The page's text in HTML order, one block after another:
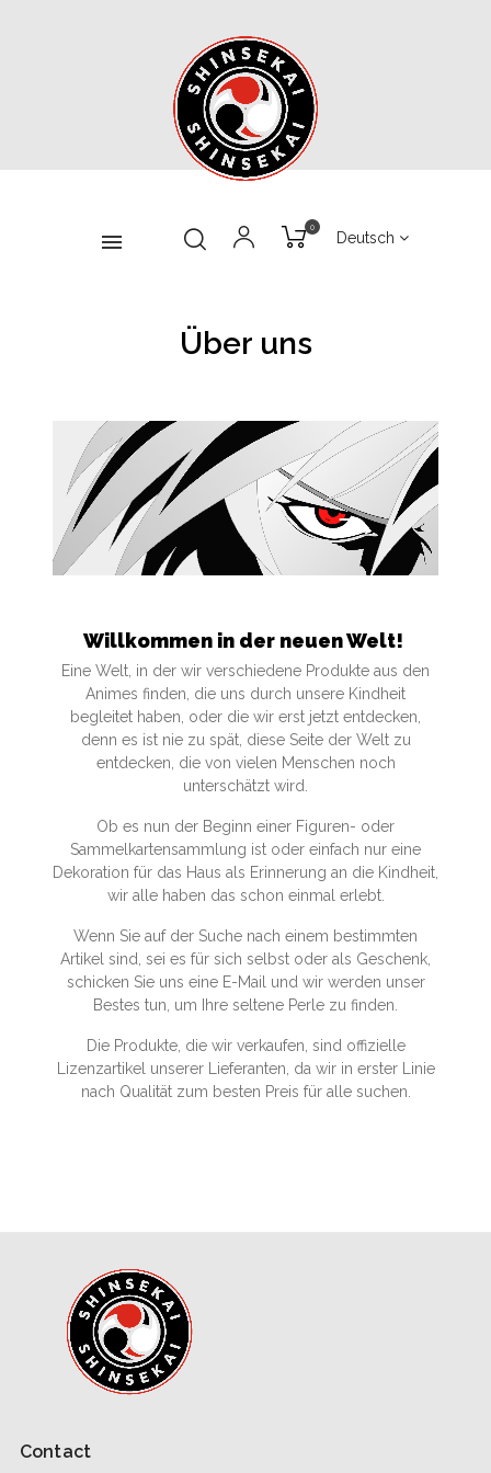
Deutsch
0
Über uns
Willkommen in der neuen Welt!
Eine Welt, in der wir verschiedene Produkte aus den
Animes finden, die uns durch unsere Kindheit
begleitet haben, oder die wir erst jetzt entdecken,
denn es ist nie zu spät, diese Seite der Welt zu
entdecken, die von vielen Menschen noch
unterschätzt wird.
Ob es nun der Beginn einer Figuren- oder
Sammelkartensammlung ist oder einfach nur eine
Dekoration für das Haus als Erinnerung an die Kindheit,
wir alle haben das schon einmal erlebt.
Wenn Sie auf der Suche nach einem bestimmten
Artikel sind, sei es für sich selbst oder als Geschenk,
schicken Sie uns eine E-Mail und wir werden unser
Bestes tun, um Ihre seltene Perle zu finden.
Die Produkte, die wir verkaufen, sind offizielle
Lizenzartikel unserer Lieferanten, da wir in erster Linie
nach Qualität zum besten Preis für alle suchen.
Contact